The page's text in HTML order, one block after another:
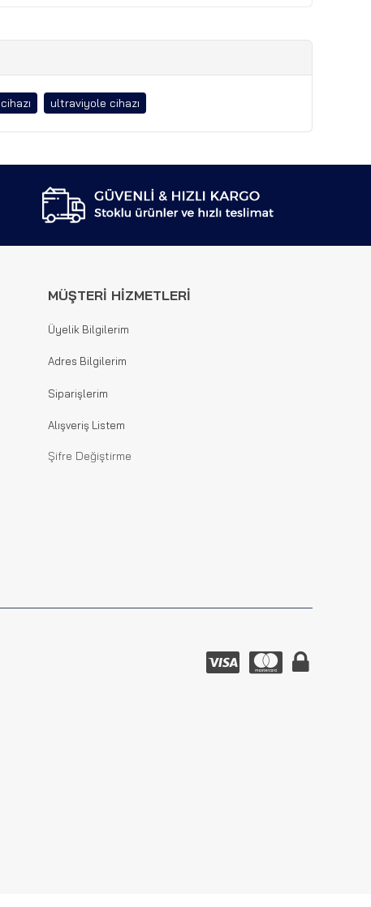
ultraviyole cihazı
MÜŞTERİ HİZMETLERİ
Üyelik Bilgilerim
Adres Bilgilerim
Siparişlerim
Alışveriş Listem
Şifre Değiştirme